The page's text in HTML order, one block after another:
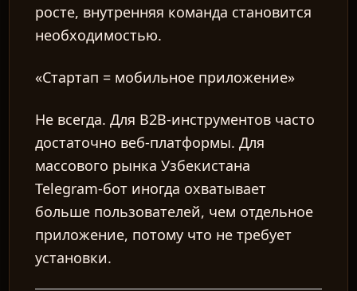
росте, внутренняя команда становится
необходимостью.
«Стартап = мобильное приложение»
Не всегда. Для B2B-инструментов часто
достаточно веб-платформы. Для
массового рынка Узбекистана
Telegram-бот иногда охватывает
больше пользователей, чем отдельное
приложение, потому что не требует
установки.